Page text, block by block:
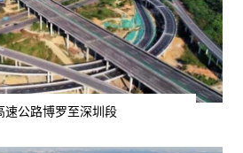
速公路博罗至深圳段